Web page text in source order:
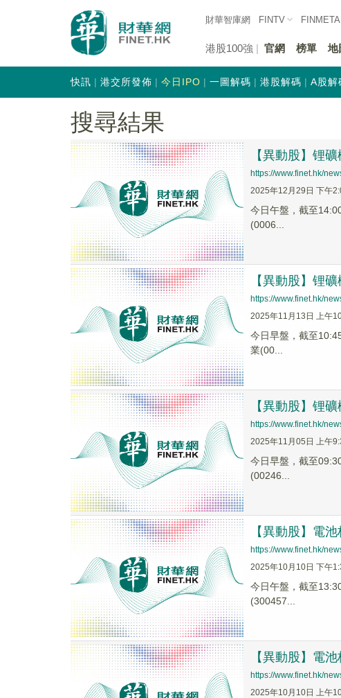
財華智庫網 FINTV FINMETA
港股100強 官網 榜單 地
快訊 港交所發佈 今日IPO 一圖解碼 港股解碼 A股解
搜尋結果
【異動股】锂
https://www.finet.hk/
2025年12月29日 下午
今日午盤，截至
(0006...
【異動股】锂
https://www.finet.hk/
2025年11月13日 上午
今日早盤，截至
業(00...
【異動股】锂
https://www.finet.hk/
2025年11月05日 上午
今日早盤，截至
(00246...
【異動股】電
https://www.finet.hk/
2025年10月10日 下午
今日午盤，截至
(300457...
【異動股】電
https://www.finet.hk/
2025年10月10日 上午